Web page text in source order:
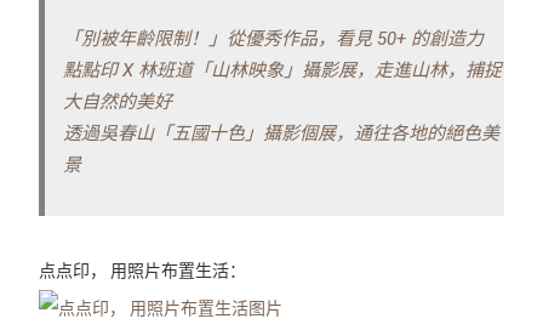
「別被年齡限制！」從優秀作品，看見 50+ 的創造力
點點印 X 林班道「山林映象」攝影展，走進山林，捕捉
大自然的美好
透過吳春山「五國十色」攝影個展，通往各地的絕色美
景
点点印， 用照片布置生活：